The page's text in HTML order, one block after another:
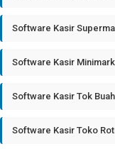
Software Kasir
Software Kasir
Software Kasir Tok Buah
Software Kasir Toko